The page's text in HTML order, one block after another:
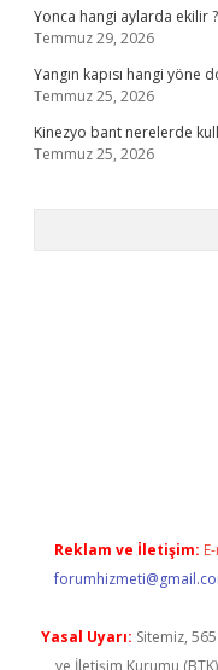
Yonca hangi aylarda ekilir ?
Temmuz 29, 2026
Yangın kapısı hangi yöne
Temmuz 25, 2026
Kinezyo bant nerelerde
Temmuz 25, 2026
Reklam ve İletişim:
Yasal Uyarı: Sitemiz,
ve İletişim Kurumu